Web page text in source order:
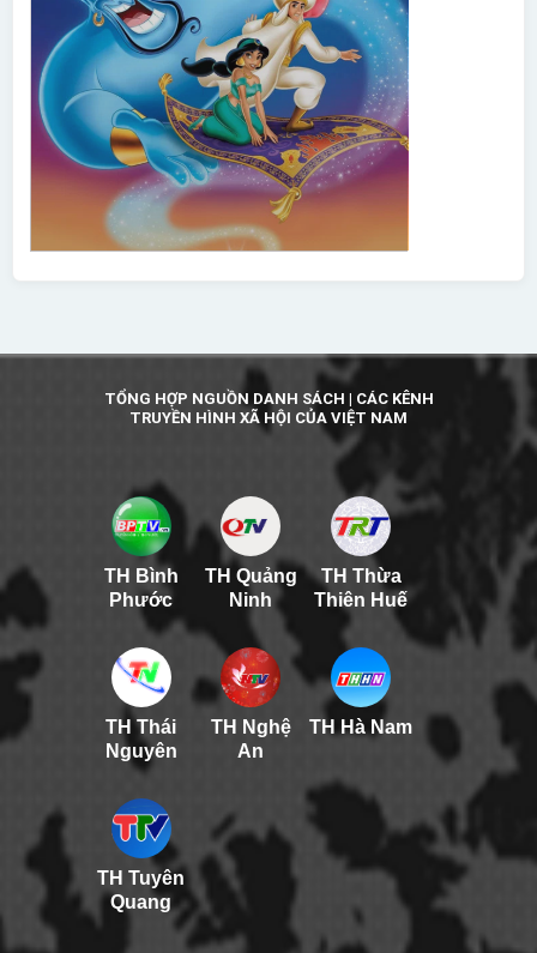
TỔNG HỢP NGUỒN DANH SÁCH | CÁC KÊNH
TRUYỀN HÌNH XÃ HỘI CỦA VIỆT NAM
TH Bình
Phước
TH Quảng
Ninh
TH Thừa
Thiên Huế
TH Thái
Nguyên
TH Nghệ
An
TH Hà Nam
TH Tuyên
Quang